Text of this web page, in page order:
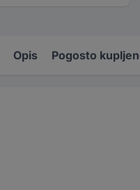
Opis Pogosto